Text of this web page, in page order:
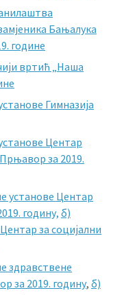
Бањалука
године
вртић „Наша
Гимназија
Центар
за 2019.
установе Центар
годину, б)
за социјални
здравствене
за 2019. годину, б)